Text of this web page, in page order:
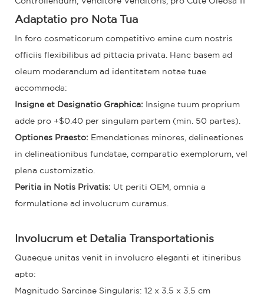
Adaptatio pro Nota Tua
In foro cosmeticorum competitivo emine cum nostris
officiis flexibilibus ad pittacia privata. Hanc basem ad
oleum moderandum ad identitatem notae tuae
accommoda:
Insigne et Designatio Graphica: Insigne tuum proprium
adde pro +$0.40 per singulam partem (min. 50 partes).
Optiones Praesto: Emendationes minores, delineationes
in delineationibus fundatae, comparatio exemplorum, vel
plena customizatio.
Peritia in Notis Privatis: Ut periti OEM, omnia a
formulatione ad involucrum curamus.
Involucrum et Detalia Transportationis
Quaeque unitas venit in involucro eleganti et itineribus
apto:
Magnitudo Sarcinae Singularis: 12 x 3.5 x 3.5 cm